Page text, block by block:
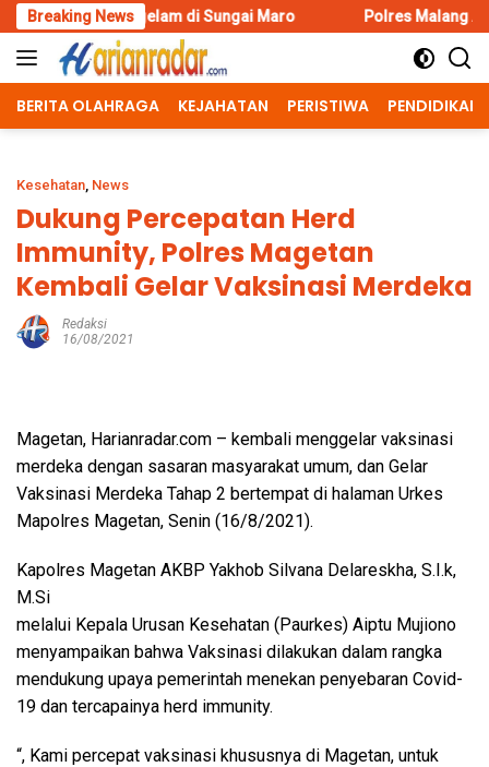
Skip
to
content
Breaking News
di Sungai Maro Polres Malang Amankan Tersangka
BERITA OLAHRAGA KEJAHATAN PERISTIWA PENDIDIKAN
Kesehatan, News
Dukung Percepatan Herd
Immunity, Polres Magetan
Kembali Gelar Vaksinasi Merdeka
Redaksi
16/08/2021
Magetan, Harianradar.com – kembali menggelar vaksinasi
merdeka dengan sasaran masyarakat umum, dan Gelar
Vaksinasi Merdeka Tahap 2 bertempat di halaman Urkes
Mapolres Magetan, Senin (16/8/2021).
Kapolres Magetan AKBP Yakhob Silvana Delareskha, S.I.k,
M.Si
melalui Kepala Urusan Kesehatan (Paurkes) Aiptu Mujiono
menyampaikan bahwa Vaksinasi dilakukan dalam rangka
mendukung upaya pemerintah menekan penyebaran Covid-
19 dan tercapainya herd immunity.
“, Kami percepat vaksinasi khususnya di Magetan, untuk